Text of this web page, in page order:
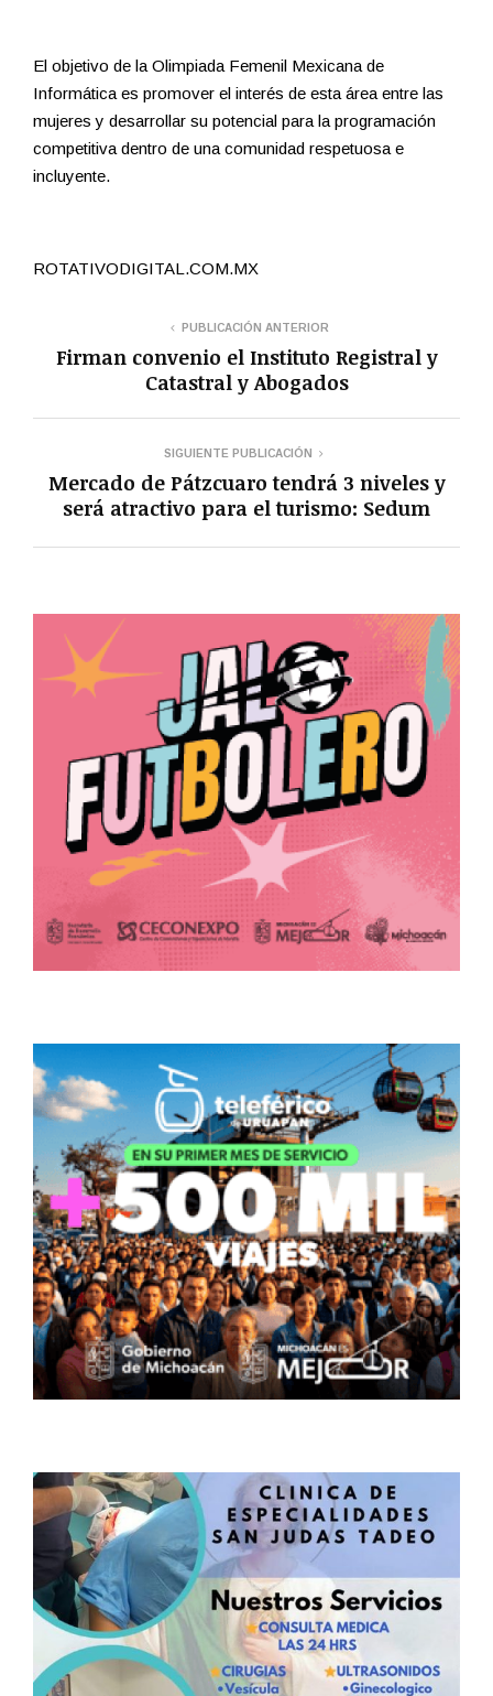
El objetivo de la Olimpiada Femenil Mexicana de
Informática es promover el interés de esta área entre las
mujeres y desarrollar su potencial para la programación
competitiva dentro de una comunidad respetuosa e
incluyente.
ROTATIVODIGITAL.COM.MX
PUBLICACIÓN ANTERIOR
Firman convenio el Instituto Registral y
Catastral y Abogados
SIGUIENTE PUBLICACIÓN
Mercado de Pátzcuaro tendrá 3 niveles y
será atractivo para el turismo: Sedum